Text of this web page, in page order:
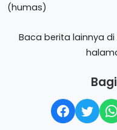
(humas)
Baca berita lainnya di